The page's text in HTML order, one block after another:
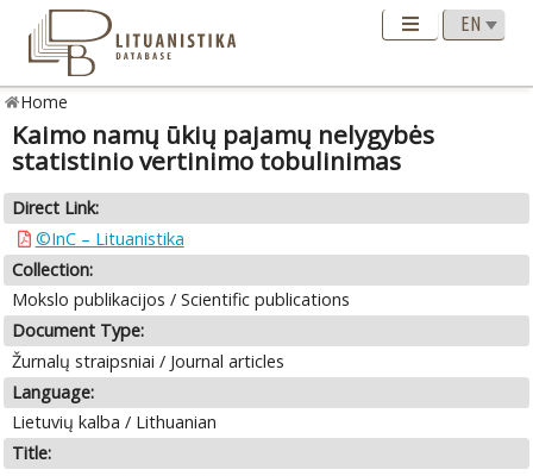
Home
Kaimo namų ūkių pajamų nelygybės
statistinio vertinimo tobulinimas
Direct Link:
©InC – Lituanistika
Collection:
Mokslo publikacijos / Scientific publications
Document Type:
Žurnalų straipsniai / Journal articles
Language:
Lietuvių kalba / Lithuanian
Title: